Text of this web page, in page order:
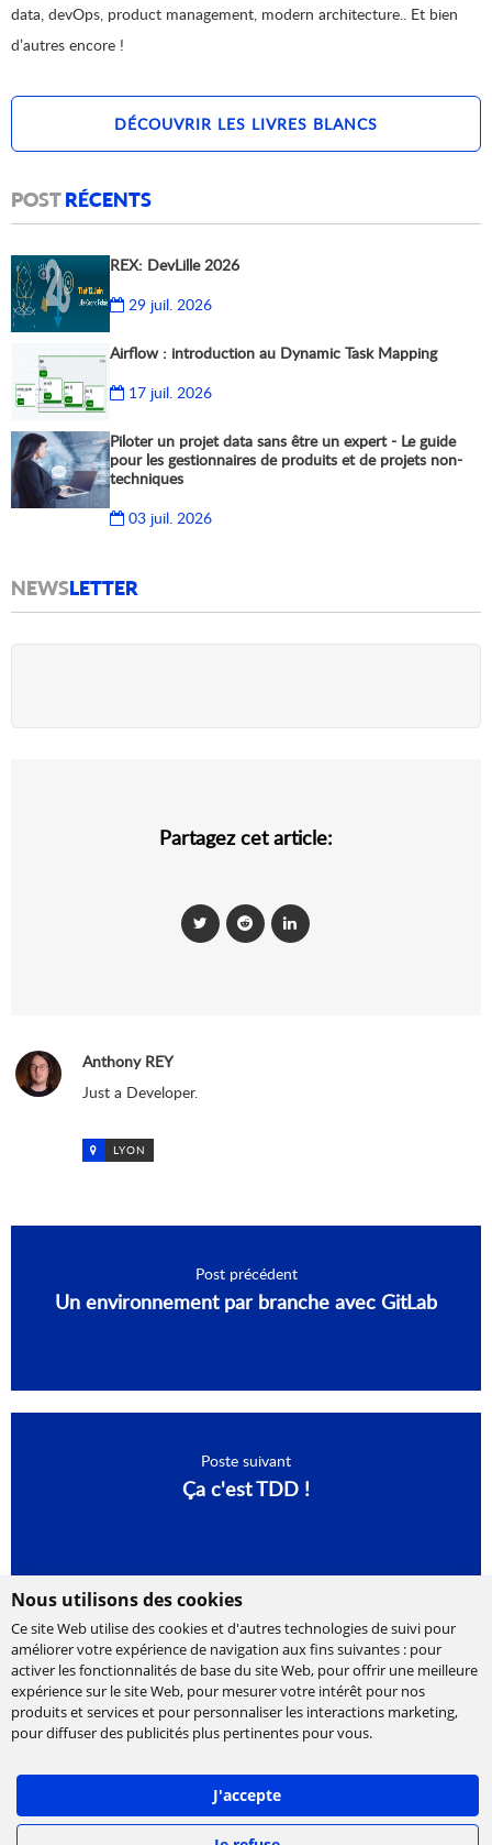
Nous utilisons des cookies
Ce site Web utilise des cookies et d'autres technologies de suivi pour
améliorer votre expérience de navigation aux fins suivantes : pour
activer les fonctionnalités de base du site Web, pour offrir une meilleure
expérience sur le site Web, pour mesurer votre intérêt pour nos
produits et services et pour personnaliser les interactions marketing,
pour diffuser des publicités plus pertinentes pour vous.
J'accepte
data, devOps, product management, modern architecture.. Et bien
d’autres encore !
DÉCOUVRIR LES LIVRES BLANCS
POSTRÉCENTS
REX: DevLille 2026
29 juil. 2026
Airflow : introduction au Dynamic Task Mapping
17 juil. 2026
Piloter un projet data sans être un expert - Le guide
pour les gestionnaires de produits et de projets non-
techniques
03 juil. 2026
NEWSLETTER
Partagez cet article:
Anthony REY
Just a Developer.
LYON
Post précédent
Un environnement par branche avec GitLab
Poste suivant
Ça c'est TDD !
Cabinet de conseil et d’expertises en
Ippon accompagne la transformation numérique
des entreprises, en les aidant à concevoir leur
stratégie et à déployer leur roadmap à l'échelle,